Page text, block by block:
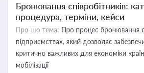
Бронювання співробітників:
процедура, терміни, кейси
Про що тема: Про процес бронювання
підприємствах, який дозволяє
критично важливих для економіки
мобілізації